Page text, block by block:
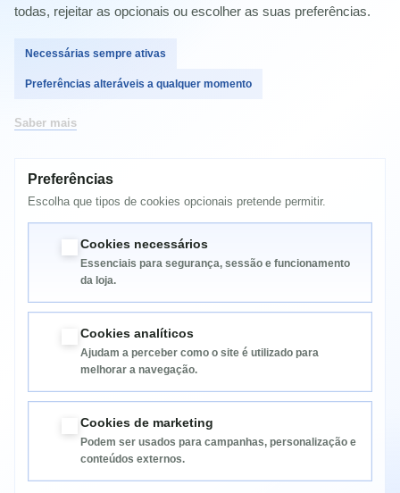
MAIS INFORMAÇÃO
Informação
Categorias
todas, rejeitar as opcionais ou escolher as suas preferências.
Necessárias sempre ativas
Preferências alteráveis a qualquer momento
Saber mais
Preferências
Escolha que tipos de cookies opcionais pretende permitir.
Cookies necessários
Essenciais para segurança, sessão e funcionamento
da loja.
Cookies analíticos
Ajudam a perceber como o site é utilizado para
melhorar a navegação.
Cookies de marketing
Podem ser usados para campanhas, personalização e
conteúdos externos.